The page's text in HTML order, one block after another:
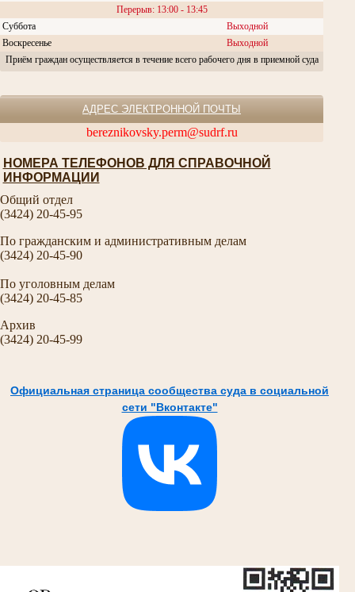
Перерыв: 13:00 - 13:45
Суббота
Выходной
Воскресенье
Выходной
Приём граждан осуществляется в течение всего рабочего дня в приемной суда
АДРЕС ЭЛЕКТРОННОЙ ПОЧТЫ
bereznikovsky.perm@sudrf.ru
НОМЕРА ТЕЛЕФОНОВ ДЛЯ СПРАВОЧНОЙ
ИНФОРМАЦИИ
Общий отдел
(3424) 20-45-95
По гражданским и административным делам
(3424) 20-45-90
По уголовным делам
(3424) 20-45-85
Архив
(3424) 20-45-99
Официальная страница сообщества суда в социальной
сети "Вконтакте"